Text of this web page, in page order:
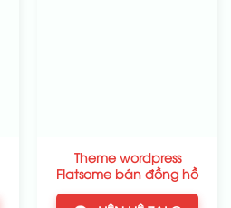
Theme wordpress
Flatsome bán đồng hồ